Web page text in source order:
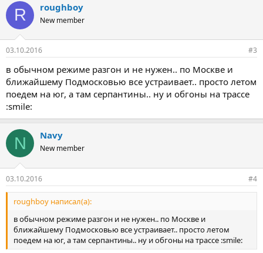
R roughboy
New member
03.10.2016 #3
в обычном режиме разгон и не нужен.. по Москве и
ближайшему Подмосковью все устраивает.. просто летом
поедем на юг, а там серпантины.. ну и обгоны на трассе
:smile:
N Navy
New member
03.10.2016 #4
roughboy написал(а):
в обычном режиме разгон и не нужен.. по Москве и
ближайшему Подмосковью все устраивает.. просто летом
поедем на юг, а там серпантины.. ну и обгоны на трассе :smile: